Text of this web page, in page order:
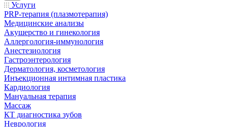
Услуги
PRP-терапия (плазмотерапия)
Медицинские анализы
Акушерство и гинекология
Аллергология-иммунология
Анестезиология
Гастроэнтерология
Дерматология, косметология
Инъекционная интимная пластика
Кардиология
Мануальная терапия
Массаж
КТ диагностика зубов
Неврология